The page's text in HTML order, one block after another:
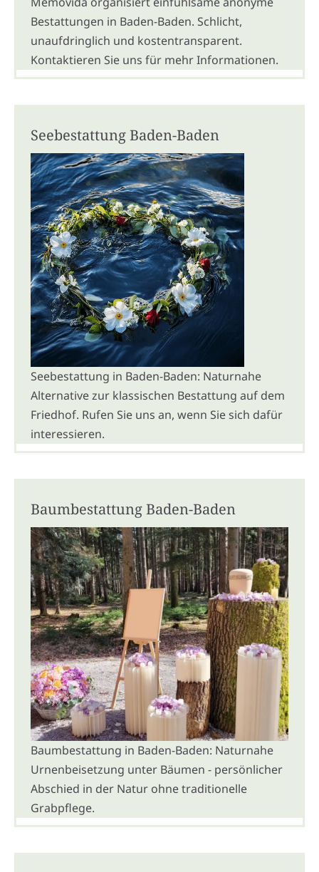
Bestattungen in Baden-Baden. Schlicht,
unaufdringlich und kostentransparent.
Kontaktieren Sie uns für mehr Informationen.
Seebestattung Baden-Baden
Seebestattung in Baden-Baden: Naturnahe
Alternative zur klassischen Bestattung auf dem
Friedhof. Rufen Sie uns an, wenn Sie sich dafür
interessieren.
Baumbestattung Baden-Baden
Baumbestattung in Baden-Baden: Naturnahe
Urnenbeisetzung unter Bäumen - persönlicher
Abschied in der Natur ohne traditionelle
Grabpflege.